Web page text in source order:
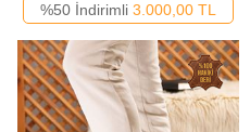
%50 İndirimli 3.000,00 TL